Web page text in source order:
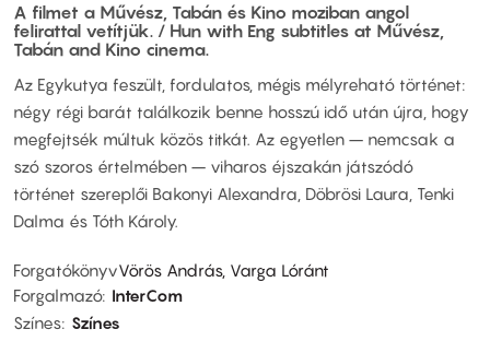
A filmet a Művész, Tabán és Kino moziban angol
felirattal vetítjük. / Hun with Eng subtitles at Művész,
Tabán and Kino cinema.
Az Egykutya feszült, fordulatos, mégis mélyreható történet:
négy régi barát találkozik benne hosszú idő után újra, hogy
megfejtsék múltuk közös titkát. Az egyetlen – nemcsak a
szó szoros értelmében – viharos éjszakán játszódó
történet szereplői Bakonyi Alexandra, Döbrösi Laura, Tenki
Dalma és Tóth Károly.
ForgatókönyvVörös András, Varga Lóránt
Forgalmazó InterCom
Színes Színes